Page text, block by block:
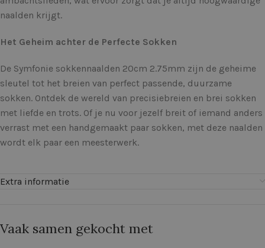
naalden krijgt.
Het Geheim achter de Perfecte Sokken
De Symfonie sokkennaalden 20cm 2.75mm zijn de geheime
sleutel tot het breien van perfect passende, duurzame
sokken. Ontdek de wereld van precisiebreien en brei sokken
met liefde en trots. Of je nu voor jezelf breit of iemand anders
verrast met een handgemaakt paar sokken, met deze naalden
wordt elk paar een meesterwerk.
Extra informatie
Vaak samen gekocht met